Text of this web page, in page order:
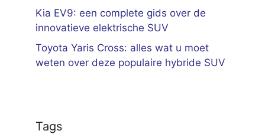
Kia EV9: een complete gids over de
innovatieve elektrische SUV
Toyota Yaris Cross: alles wat u moet
weten over deze populaire hybride SUV
Tags